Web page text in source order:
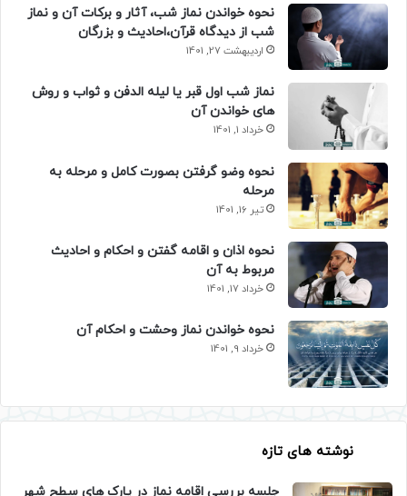
نحوه خواندن نماز شب، آثار و برکات آن و نماز
شب از دیدگاه قرآن،احادیث و بزرگان
اردیبهشت 27, 1401
نماز شب اول قبر یا لیله الدفن و ثواب و روش
های خواندن آن
خرداد 1, 1401
نحوه وضو گرفتن بصورت کامل و مرحله به
مرحله
تیر 16, 1401
نحوه اذان و اقامه گفتن و احکام و احادیث
مربوط به آن
خرداد 17, 1401
نحوه خواندن نماز وحشت و احکام آن
خرداد 9, 1401
نوشته های تازه
جلسه بررسی اقامه نماز در پارک های سطح شهر